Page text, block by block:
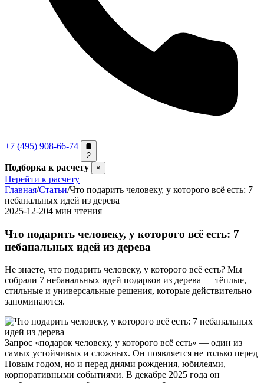
+7 (495) 908-66-74
2
Подборка к расчету ×
Перейти к расчету
Главная/Статьи/Что подарить человеку, у которого всё есть: 7
небанальных идей из дерева
2025-12-204 мин чтения
Что подарить человеку, у которого всё есть: 7
небанальных идей из дерева
Не знаете, что подарить человеку, у которого всё есть? Мы
собрали 7 небанальных идей подарков из дерева — тёплые,
стильные и универсальные решения, которые действительно
запоминаются.
Запрос «подарок человеку, у которого всё есть» — один из
самых устойчивых и сложных. Он появляется не только перед
Новым годом, но и перед днями рождения, юбилеями,
корпоративными событиями. В декабре 2025 года он